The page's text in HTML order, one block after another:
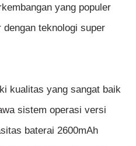
yang populer
teknologi super
kualitas yang sangat baik
sistem operasi versi
baterai 2600mAh